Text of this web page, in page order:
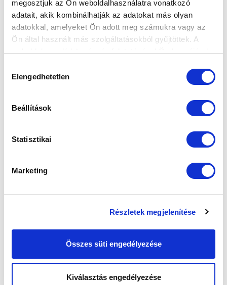
megosztjuk az Ön weboldalhasználatra vonatkozó
adatait, akik kombinálhatják az adatokat más olyan
adatokkal, amelyeket Ön adott meg számukra vagy az
Ön által használt más szolgáltatásokból gyűjtöttek. A
weboldalon való böngészés folytatásával Ön hozzájárul a
kiválasztása
Elengedhetetlen
Beállítások
Statisztikai
Marketing
Részletek megjelenítése
Összes süti engedélyezése
Kiválasztás engedélyezése
FELIRATKOZOM
SZPONZOROK